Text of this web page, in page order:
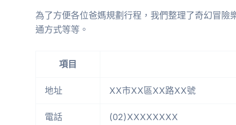
為了方便各位爸媽規劃行程，我們整理了奇幻冒
通方式等等。
項目
地址 XX市XX區XX路XX號
電話 (02)XXXXXXXX